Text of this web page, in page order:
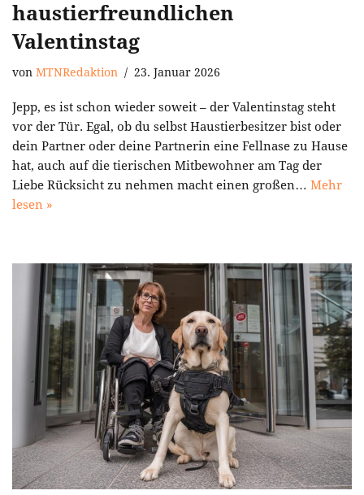
haustierfreundlichen
Valentinstag
von MTNRedaktion 23. Januar 2026
Jepp, es ist schon wieder soweit – der Valentinstag steht
vor der Tür. Egal, ob du selbst Haustierbesitzer bist oder
dein Partner oder deine Partnerin eine Fellnase zu Hause
hat, auch auf die tierischen Mitbewohner am Tag der
Liebe Rücksicht zu nehmen macht einen großen… Mehr
lesen »